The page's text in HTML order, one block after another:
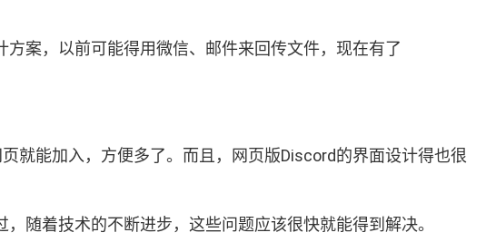
案，以前可能得用微信、邮件来回传文件，现在有了
就能加入，方便多了。而且，网页版Discord的界面设计得也很
随着技术的不断进步，这些问题应该很快就能得到解决。